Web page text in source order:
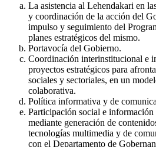
La asistencia al Lehendakari en
y coordinación de la acción del
impulso y seguimiento del
planes estratégicos del mismo.
Portavocía del Gobierno.
Coordinación interinstitucional e
proyectos estratégicos para
sociales y sectoriales, en un
colaborativa.
Política informativa y de
Participación social e información
mediante generación de
tecnologías multimedia y de
con el Departamento de